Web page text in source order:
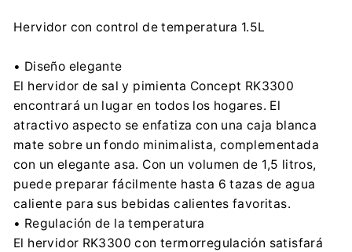
Fabricante:
Jindřich Valenta – CONCEPT
info@my-concept.cz
+420 465 471 400
Jindřich Valenta – CONCEPT
Vysokomytska 1800, 56501 Choceň
info@my-concept.cz
+420 465 471 400
Hervidor con control de temperatura 1.5L
• Diseño elegante
El hervidor de sal y pimienta Concept RK3300
encontrará un lugar en todos los hogares. El
atractivo aspecto se enfatiza con una caja blanca
mate sobre un fondo minimalista, complementada
con un elegante asa. Con un volumen de 1,5 litros,
puede preparar fácilmente hasta 6 tazas de agua
caliente para sus bebidas calientes favoritas.
• Regulación de la temperatura
El hervidor RK3300 con termorregulación satisfará